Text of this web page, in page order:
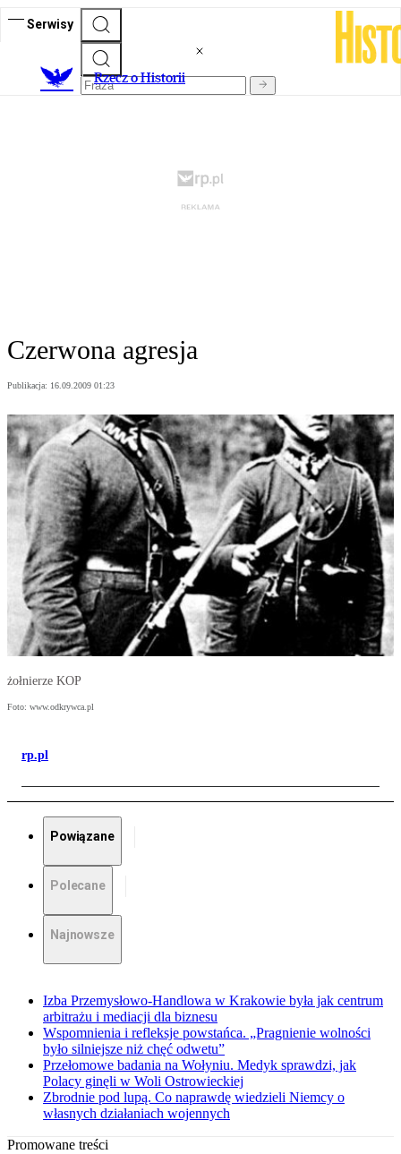
Serwisy
Rzecz o Historii
Czerwona agresja
Publikacja: 16.09.2009 01:23
żołnierze KOP
Foto: www.odkrywca.pl
rp.pl
Powiązane
Polecane
Najnowsze
Izba Przemysłowo-Handlowa w Krakowie była jak centrum
arbitrażu i mediacji dla biznesu
Wspomnienia i refleksje powstańca. „Pragnienie wolności
było silniejsze niż chęć odwetu”
Przełomowe badania na Wołyniu. Medyk sprawdzi, jak
Polacy ginęli w Woli Ostrowieckiej
Zbrodnie pod lupą. Co naprawdę wiedzieli Niemcy o
własnych działaniach wojennych
Promowane treści